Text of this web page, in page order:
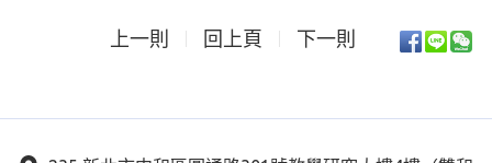
上一則 回上頁 下一則